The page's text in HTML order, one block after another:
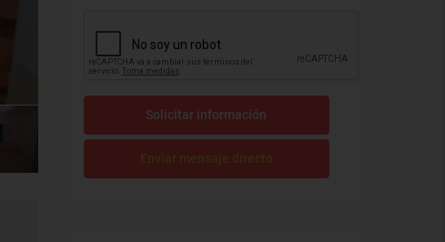
Solicitar información